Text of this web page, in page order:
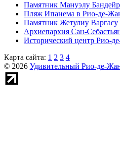
Памятник Мануэлу
Пляж Ипанема в Рио-де-
Памятник Жетулиу Варгасу
Архиепархия Сан-
Исторический центр Рио-
Карта сайта: 1 2 3 4
© 2026 Удивительный Рио-де-